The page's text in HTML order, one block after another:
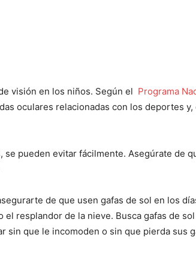
visión en los niños. Según el Programa
oculares relacionadas con los deportes
pueden evitar fácilmente. Asegúrate de
de que usen gafas de sol en los
resplandor de la nieve. Busca gafas de
sin que le incomoden o sin que pierda sus